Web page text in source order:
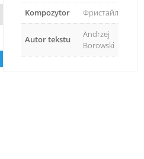
Kompozytor Фристайл
Autor tekstu
Andrzej
Borowski